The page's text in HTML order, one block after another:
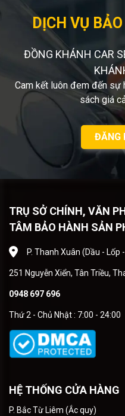
DỊCH VỤ
ĐỒNG KHÁNH CAR
Cam kết luôn đem đến sự
sách giá
ĐĂNG
TRỤ SỞ CHÍNH, VĂN
TÂM BẢO HÀNH SẢN
P. Thanh Xuân (Dầu - Lốp
251 Nguyễn Xiển, Tân Triều,
0948 697 696
Thứ 2 - Chủ Nhật : 7:00 - 24:00
HỆ THỐNG CỬA HÀNG
P. Bắc Từ Liêm (Ắc quy)